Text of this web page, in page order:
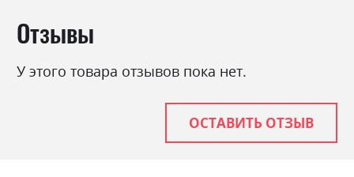
Особенность
Пінополіуретан
так
160х200
Отзывы
У этого товара отзывов пока нет.
ОСТАВИТЬ ОТЗЫВ